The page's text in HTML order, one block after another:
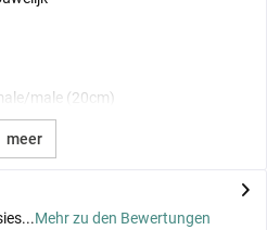
male (20cm)
meer
Mehr zu den Bewertungen